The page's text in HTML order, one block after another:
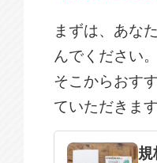
まずは、あな
んでください。
そこからおす
ていただきます
規格住宅